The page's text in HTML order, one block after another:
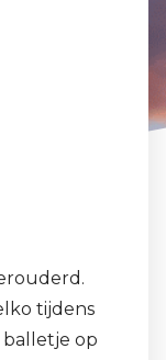
tijdens
balletje op